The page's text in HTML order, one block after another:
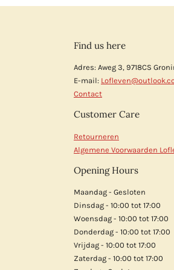
Find us here
Adres: Aweg 3, 9718CS
E-mail:
Contact
Customer Care
Retourneren
Algemene Voorwaarden
Opening Hours
Maandag - Gesloten
Dinsdag - 10:00 tot 17:00
Woensdag - 10:00 tot 17:00
Donderdag - 10:00 tot 17:00
Vrijdag - 10:00 tot 17:00
Zaterdag - 10:00 tot 17:00